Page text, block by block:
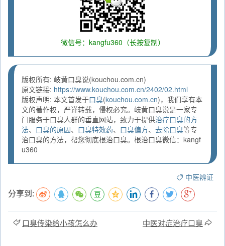
微信号：kangfu360（长按复制）
版权所有: 岐黄口臭说(kouchou.com.cn)
原文链接: https://www.kouchou.com.cn/2402/02.html
版权声明: 本文首发于口臭(kouchou.com.cn)，我们享有本
文的著作权，严谨转载，侵权必究。岐黄口臭说是一家专
门服务于口臭人群的垂直网站，致力于提供治疗口臭的方
法、 口臭的原因、 口臭特效药、 口臭偏方、 去除口臭等专
治口臭的方法，帮您彻底根治口臭。根治口臭微信：kangf
u360
中医辨证
分享到:
口臭传染给小孩怎么办 中医对症治疗口臭